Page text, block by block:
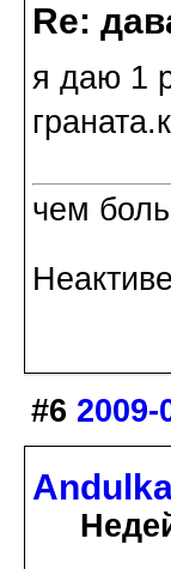
Re:
я даю 1
чем
#6 2009-